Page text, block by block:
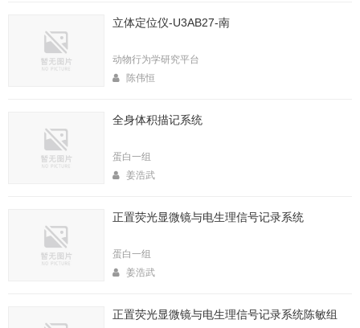
立体定位仪-U3AB27-南
动物行为学研究平台
陈伟恒
全身体积描记系统
蛋白一组
姜浩武
正置荧光显微镜与电生理信号记录系统
蛋白一组
姜浩武
正置荧光显微镜与电生理信号记录系统陈敏组